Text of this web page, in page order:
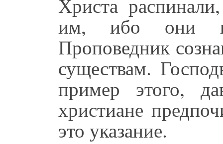
Христа
им, ибо они
Проповедник
существам.
пример этого,
христиане
это указание.